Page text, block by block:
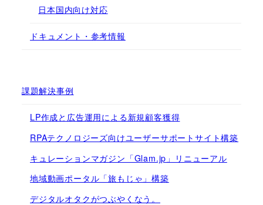
日本国内向け対応
ドキュメント・参考情報
課題解決事例
LP作成と広告運用による新規顧客獲得
RPAテクノロジーズ向けユーザーサポートサイト構築
キュレーションマガジン「Glam.jp」リニューアル
地域動画ポータル「旅もじゃ」構築
デジタルオタクがつぶやくなう。